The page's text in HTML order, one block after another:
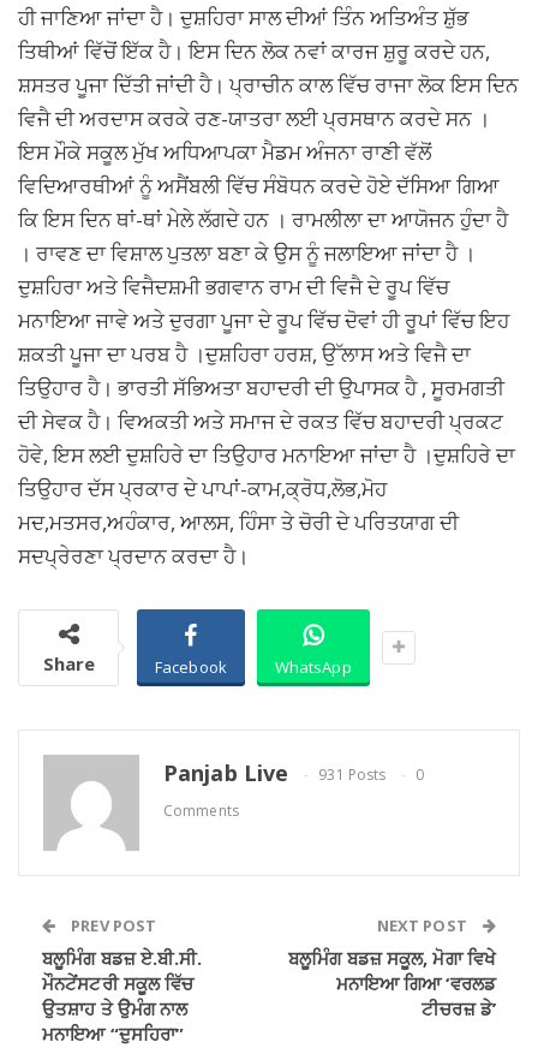
ਹੀ ਜਾਣਿਆ ਜਾਂਦਾ ਹੈ। ਦੁਸ਼ਹਿਰਾ ਸਾਲ ਦੀਆਂ ਤਿੰਨ ਅਤਿਅੰਤ ਸ਼ੁੱਭ
ਤਿਥੀਆਂ ਵਿੱਚੋਂ ਇੱਕ ਹੈ। ਇਸ ਦਿਨ ਲੋਕ ਨਵਾਂ ਕਾਰਜ ਸ਼ੁਰੂ ਕਰਦੇ ਹਨ,
ਸ਼ਸਤਰ ਪੂਜਾ ਦਿੱਤੀ ਜਾਂਦੀ ਹੈ। ਪ੍ਰਾਚੀਨ ਕਾਲ ਵਿੱਚ ਰਾਜਾ ਲੋਕ ਇਸ ਦਿਨ
ਵਿਜੈ ਦੀ ਅਰਦਾਸ ਕਰਕੇ ਰਣ-ਯਾਤਰਾ ਲਈ ਪ੍ਰਸਥਾਨ ਕਰਦੇ ਸਨ ।
ਇਸ ਮੌਕੇ ਸਕੂਲ ਮੁੱਖ ਅਧਿਆਪਕਾ ਮੈਡਮ ਅੰਜਨਾ ਰਾਣੀ ਵੱਲੋਂ
ਵਿਦਿਆਰਥੀਆਂ ਨੂੰ ਅਸੈਂਬਲੀ ਵਿੱਚ ਸੰਬੋਧਨ ਕਰਦੇ ਹੋਏ ਦੱਸਿਆ ਗਿਆ
ਕਿ ਇਸ ਦਿਨ ਥਾਂ-ਥਾਂ ਮੇਲੇ ਲੱਗਦੇ ਹਨ । ਰਾਮਲੀਲਾ ਦਾ ਆਯੋਜਨ ਹੁੰਦਾ ਹੈ
। ਰਾਵਣ ਦਾ ਵਿਸ਼ਾਲ ਪੁਤਲਾ ਬਣਾ ਕੇ ਉਸ ਨੂੰ ਜਲਾਇਆ ਜਾਂਦਾ ਹੈ ।
ਦੁਸ਼ਹਿਰਾ ਅਤੇ ਵਿਜੈਦਸ਼ਮੀ ਭਗਵਾਨ ਰਾਮ ਦੀ ਵਿਜੈ ਦੇ ਰੂਪ ਵਿੱਚ
ਮਨਾਇਆ ਜਾਵੇ ਅਤੇ ਦੁਰਗਾ ਪੂਜਾ ਦੇ ਰੂਪ ਵਿੱਚ ਦੋਵਾਂ ਹੀ ਰੂਪਾਂ ਵਿੱਚ ਇਹ
ਸ਼ਕਤੀ ਪੂਜਾ ਦਾ ਪਰਬ ਹੈ ।ਦੁਸ਼ਹਿਰਾ ਹਰਸ਼, ਉੱਲਾਸ ਅਤੇ ਵਿਜੈ ਦਾ
ਤਿਉਹਾਰ ਹੈ। ਭਾਰਤੀ ਸੱਭਿਅਤਾ ਬਹਾਦਰੀ ਦੀ ਉਪਾਸਕ ਹੈ , ਸੂਰਮਗਤੀ
ਦੀ ਸੇਵਕ ਹੈ। ਵਿਅਕਤੀ ਅਤੇ ਸਮਾਜ ਦੇ ਰਕਤ ਵਿੱਚ ਬਹਾਦਰੀ ਪ੍ਰਕਟ
ਹੋਵੇ, ਇਸ ਲਈ ਦੁਸ਼ਹਿਰੇ ਦਾ ਤਿਉਹਾਰ ਮਨਾਇਆ ਜਾਂਦਾ ਹੈ ।ਦੁਸ਼ਹਿਰੇ ਦਾ
ਤਿਉਹਾਰ ਦੱਸ ਪ੍ਰਕਾਰ ਦੇ ਪਾਪਾਂ-ਕਾਮ,ਕ੍ਰੋਧ,ਲੋਭ,ਮੋਹ
ਮਦ,ਮਤਸਰ,ਅਹੰਕਾਰ, ਆਲਸ, ਹਿੰਸਾ ਤੇ ਚੋਰੀ ਦੇ ਪਰਿਤਯਾਗ ਦੀ
ਸਦਪ੍ਰੇਰਣਾ ਪ੍ਰਦਾਨ ਕਰਦਾ ਹੈ।
Share Facebook WhatsApp
Panjab Live 931 Posts
0
Comments
PREV POST
ਬਲੂਮਿੰਗ ਬਡਜ਼ ਏ.ਬੀ.ਸੀ.
ਮੌਨਟੇਂਸਟਰੀ ਸਕੂਲ ਵਿੱਚ
ਉਤਸ਼ਾਹ ਤੇ ਉੇਮੰਗ ਨਾਲ
ਮਨਾਇਆ “ਦੁਸਹਿਰਾ”
NEXT POST
ਬਲੂਮਿੰਗ ਬਡਜ਼ ਸਕੂਲ, ਮੋਗਾ ਵਿਖੇ
ਮਨਾਇਆ ਗਿਆ ‘ਵਰਲਡ
ਟੀਚਰਜ਼ ਡੇ’